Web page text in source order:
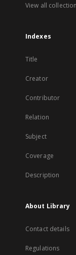
View all
Indexes
Title
Creator
Contributor
Relation
Subject
Coverage
Description
About Library
Contact details
Regulations